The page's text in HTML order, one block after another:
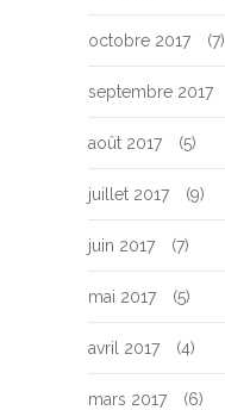
octobre 2017 (7)
septembre 2017
août 2017 (5)
juillet 2017 (9)
juin 2017 (7)
mai 2017 (5)
avril 2017 (4)
mars 2017 (6)